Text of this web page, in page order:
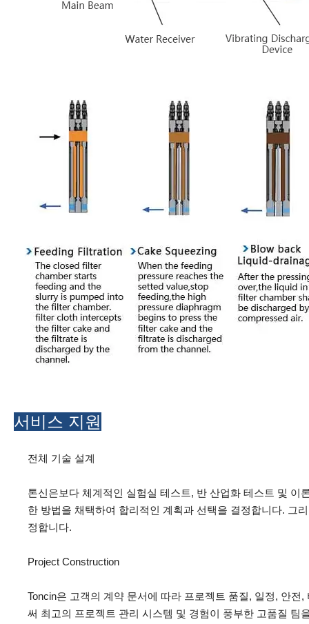
서비스 지원
전체 기술 설계
톤신은보다 체계적인 실험실 테스트, 반 산업화 테스트 및
한 방법을 채택하여 합리적인 계획과 선택을 결정합니다. 그
정합니다.
Project Construction
Toncin은 고객의 계약 문서에 따라 프로젝트 품질, 일정, 안
써 최고의 프로젝트 관리 시스템 및 경험이 풍부한 고품질